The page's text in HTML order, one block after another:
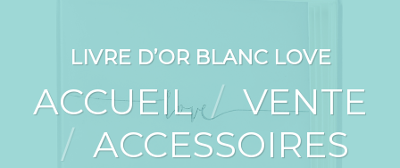
LIVRE D’OR BLANC LOVE
ACCUEIL / VENTE
/ ACCESSOIRES